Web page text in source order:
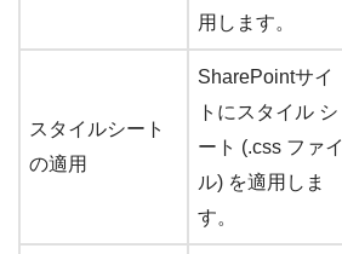
用します。
スタイルシート
の適用
SharePointサイ
トにスタイル シ
ート (.css ファイ
ル) を適用しま
す。